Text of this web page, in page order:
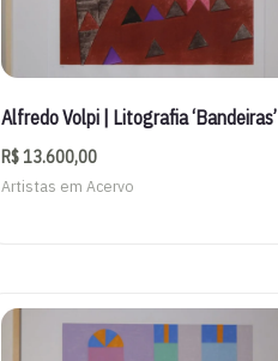
Alfredo Volpi | Litografia ‘Bandeiras’
R$13.600,00
Artistas em Acervo